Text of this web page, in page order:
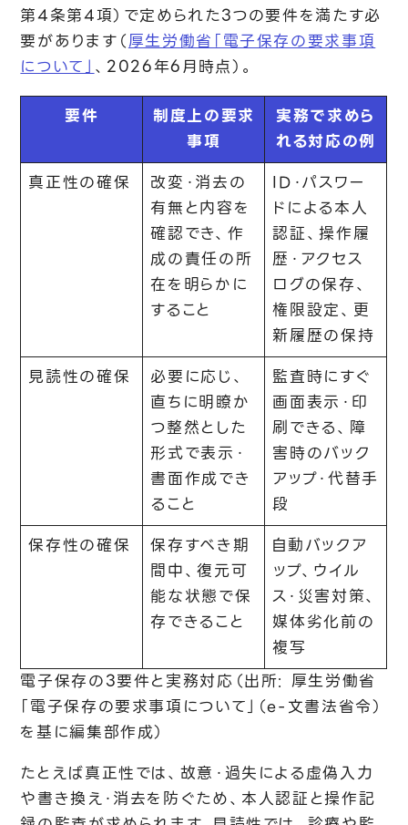
第4条第4項）で定められた3つの要件を満たす必
要があります（厚生労働省「電子保存の要求事項
について」、2026年6月時点）。
要件
制度上の要求
事項
実務で求めら
れる対応の例
真正性の確保
改変・消去の
有無と内容を
確認でき、作
成の責任の所
在を明らかに
すること
ID・パスワー
ドによる本人
認証、操作履
歴・アクセス
ログの保存、
権限設定、更
新履歴の保持
見読性の確保
必要に応じ、
直ちに明瞭か
つ整然とした
形式で表示・
書面作成でき
ること
監査時にすぐ
画面表示・印
刷できる、障
害時のバック
アップ・代替手
段
保存性の確保
保存すべき期
間中、復元可
能な状態で保
存できること
自動バックア
ップ、ウイル
ス・災害対策、
媒体劣化前の
複写
電子保存の3要件と実務対応（出所: 厚生労働省
「電子保存の要求事項について」（e-文書法省令）
を基に編集部作成）
たとえば真正性では、故意・過失による虚偽入力
や書き換え・消去を防ぐため、本人認証と操作記